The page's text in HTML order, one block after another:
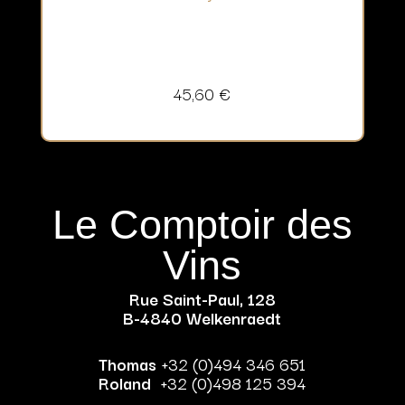
45,60 €
Le Comptoir des
Vins
Rue Saint-Paul, 128
B-4840 Welkenraedt
Thomas +32 (0)494 346 651
Roland +32 (0)498 125 394